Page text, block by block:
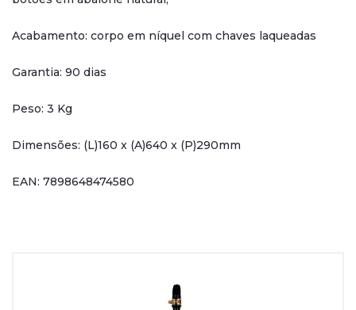
Acabamento: corpo em níquel com chaves laqueadas
Garantia: 90 dias
Peso: 3 Kg
Dimensões: (L)160 x (A)640 x (P)290mm
EAN: 7898648474580